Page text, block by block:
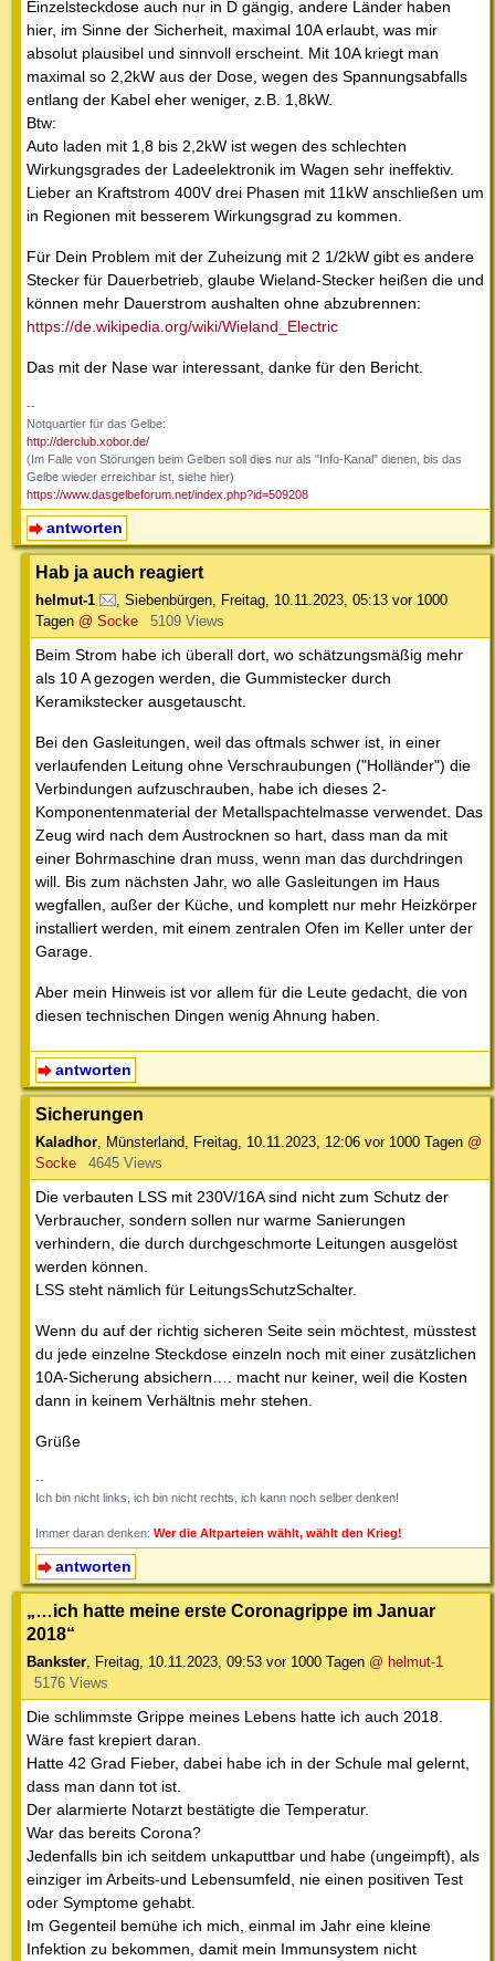
Einzelsteckdose auch nur in D gängig, andere Länder haben
hier, im Sinne der Sicherheit, maximal 10A erlaubt, was mir
absolut plausibel und sinnvoll erscheint. Mit 10A kriegt man
maximal so 2,2kW aus der Dose, wegen des Spannungsabfalls
entlang der Kabel eher weniger, z.B. 1,8kW.
Btw:
Auto laden mit 1,8 bis 2,2kW ist wegen des schlechten
Wirkungsgrades der Ladeelektronik im Wagen sehr ineffektiv.
Lieber an Kraftstrom 400V drei Phasen mit 11kW anschließen um
in Regionen mit besserem Wirkungsgrad zu kommen.
Für Dein Problem mit der Zuheizung mit 2 1/2kW gibt es andere
Stecker für Dauerbetrieb, glaube Wieland-Stecker heißen die und
können mehr Dauerstrom aushalten ohne abzubrennen:
https://de.wikipedia.org/wiki/Wieland_Electric
Das mit der Nase war interessant, danke für den Bericht.
--
Notquartier für das Gelbe:
http://derclub.xobor.de/
(Im Falle von Störungen beim Gelben soll dies nur als "Info-Kanal" dienen, bis das
Gelbe wieder erreichbar ist, siehe hier)
https://www.dasgelbeforum.net/index.php?id=509208
antworten
Hab ja auch reagiert
helmut-1 , Siebenbürgen, Freitag, 10.11.2023, 05:13 vor 1000
Tagen @ Socke 5109 Views
Beim Strom habe ich überall dort, wo schätzungsmäßig mehr
als 10 A gezogen werden, die Gummistecker durch
Keramikstecker ausgetauscht.
Bei den Gasleitungen, weil das oftmals schwer ist, in einer
verlaufenden Leitung ohne Verschraubungen ("Holländer") die
Verbindungen aufzuschrauben, habe ich dieses 2-
Komponentenmaterial der Metallspachtelmasse verwendet. Das
Zeug wird nach dem Austrocknen so hart, dass man da mit
einer Bohrmaschine dran muss, wenn man das durchdringen
will. Bis zum nächsten Jahr, wo alle Gasleitungen im Haus
wegfallen, außer der Küche, und komplett nur mehr Heizkörper
installiert werden, mit einem zentralen Ofen im Keller unter der
Garage.
Aber mein Hinweis ist vor allem für die Leute gedacht, die von
diesen technischen Dingen wenig Ahnung haben.
antworten
Sicherungen
Kaladhor Münsterland Freitag, 10.11.2023, 12:06 vor 1000 Tagen @
Socke
4645 Views
Die verbauten LSS mit 230V/16A sind nicht zum Schutz der
Verbraucher, sondern sollen nur warme Sanierungen
verhindern, die durch durchgeschmorte Leitungen ausgelöst
werden können.
LSS steht nämlich für LeitungsSchutzSchalter.
Wenn du auf der richtig sicheren Seite sein möchtest, müsstest
du jede einzelne Steckdose einzeln noch mit einer zusätzlichen
10A-Sicherung absichern…. macht nur keiner, weil die Kosten
dann in keinem Verhältnis mehr stehen.
Grüße
--
Ich bin nicht links, ich bin nicht rechts, ich kann noch selber denken!
Immer daran denken: Wer die Altparteien wählt, wählt den Krieg!
antworten
„…ich hatte meine erste Coronagrippe im Januar
2018“
Bankster Freitag, 10.11.2023, 09:53 vor 1000 Tagen @ helmut-1
5176 Views
Die schlimmste Grippe meines Lebens hatte ich auch 2018.
Wäre fast krepiert daran.
Hatte 42 Grad Fieber, dabei habe ich in der Schule mal gelernt,
dass man dann tot ist.
Der alarmierte Notarzt bestätigte die Temperatur.
War das bereits Corona?
Jedenfalls bin ich seitdem unkaputtbar und habe (ungeimpft), als
einziger im Arbeits-und Lebensumfeld, nie einen positiven Test
oder Symptome gehabt.
Im Gegenteil bemühe ich mich, einmal im Jahr eine kleine
Infektion zu bekommen, damit mein Immunsystem nicht